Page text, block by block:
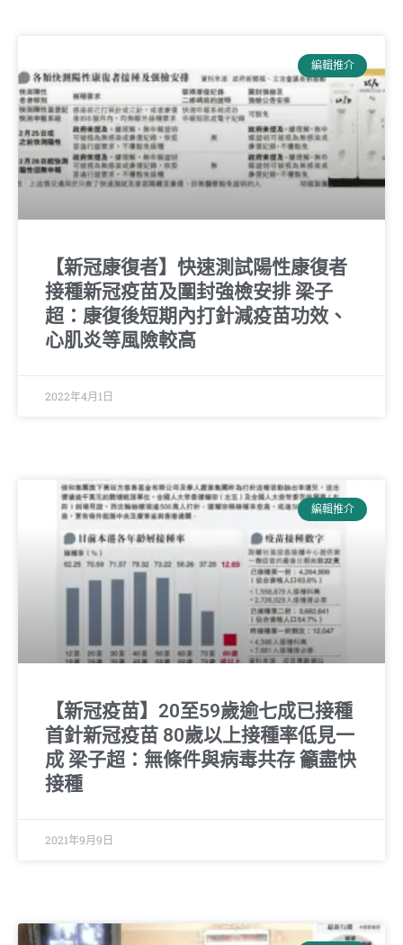
編輯推介
【新冠康復者】快速測試陽性康復者
接種新冠疫苗及圍封強檢安排 梁子
超：康復後短期內打針減疫苗功效、
心肌炎等風險較高
2022年4月1日
編輯推介
【新冠疫苗】20至59歲逾七成已接種
首針新冠疫苗 80歲以上接種率低見一
成 梁子超：無條件與病毒共存 籲盡快
接種
2021年9月9日